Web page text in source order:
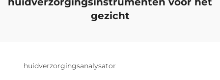
gezicht
huidverzorgingsanalysator